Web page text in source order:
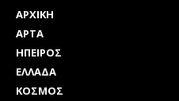
ΑΡΧΙΚΗ
ΑΡΤΑ
ΗΠΕΙΡΟΣ
ΕΛΛΑΔΑ
ΚΟΣΜΟΣ